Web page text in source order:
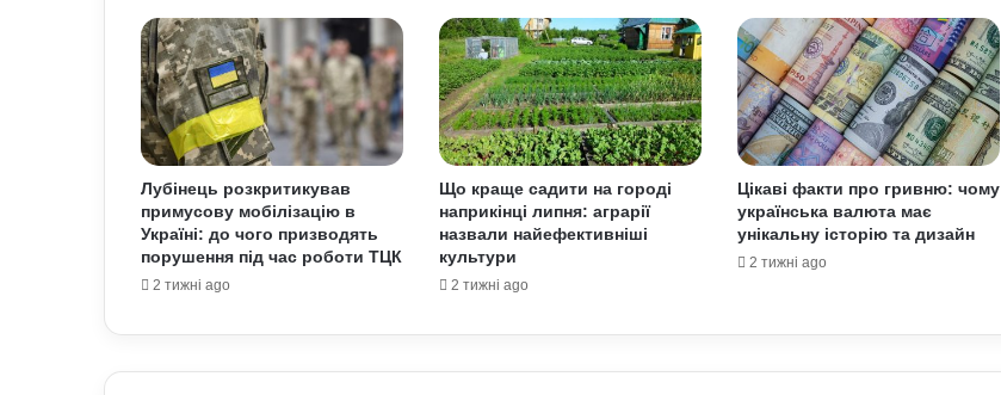
Україні наприкінці липня та на
початку серпня: поради для
подорожей
Як зберегти здоров’я хребта при
постійній роботі за комп’ютером:
прості вправи та профілактика
Які криптовалюти стали поганим
прикладом: історії провалів та втрат
інвесторів
для охочих
Лубінець розкритикував
примусову мобілізацію в
Україні: до чого призводять
порушення під час роботи ТЦК
2 тижні ago
Що краще садити на городі
наприкінці липня: аграрії
назвали найефективніші
культури
2 тижні ago
Цікаві факти про гривню: чому
українська валюта має
унікальну історію та дизайн
2 тижні ago